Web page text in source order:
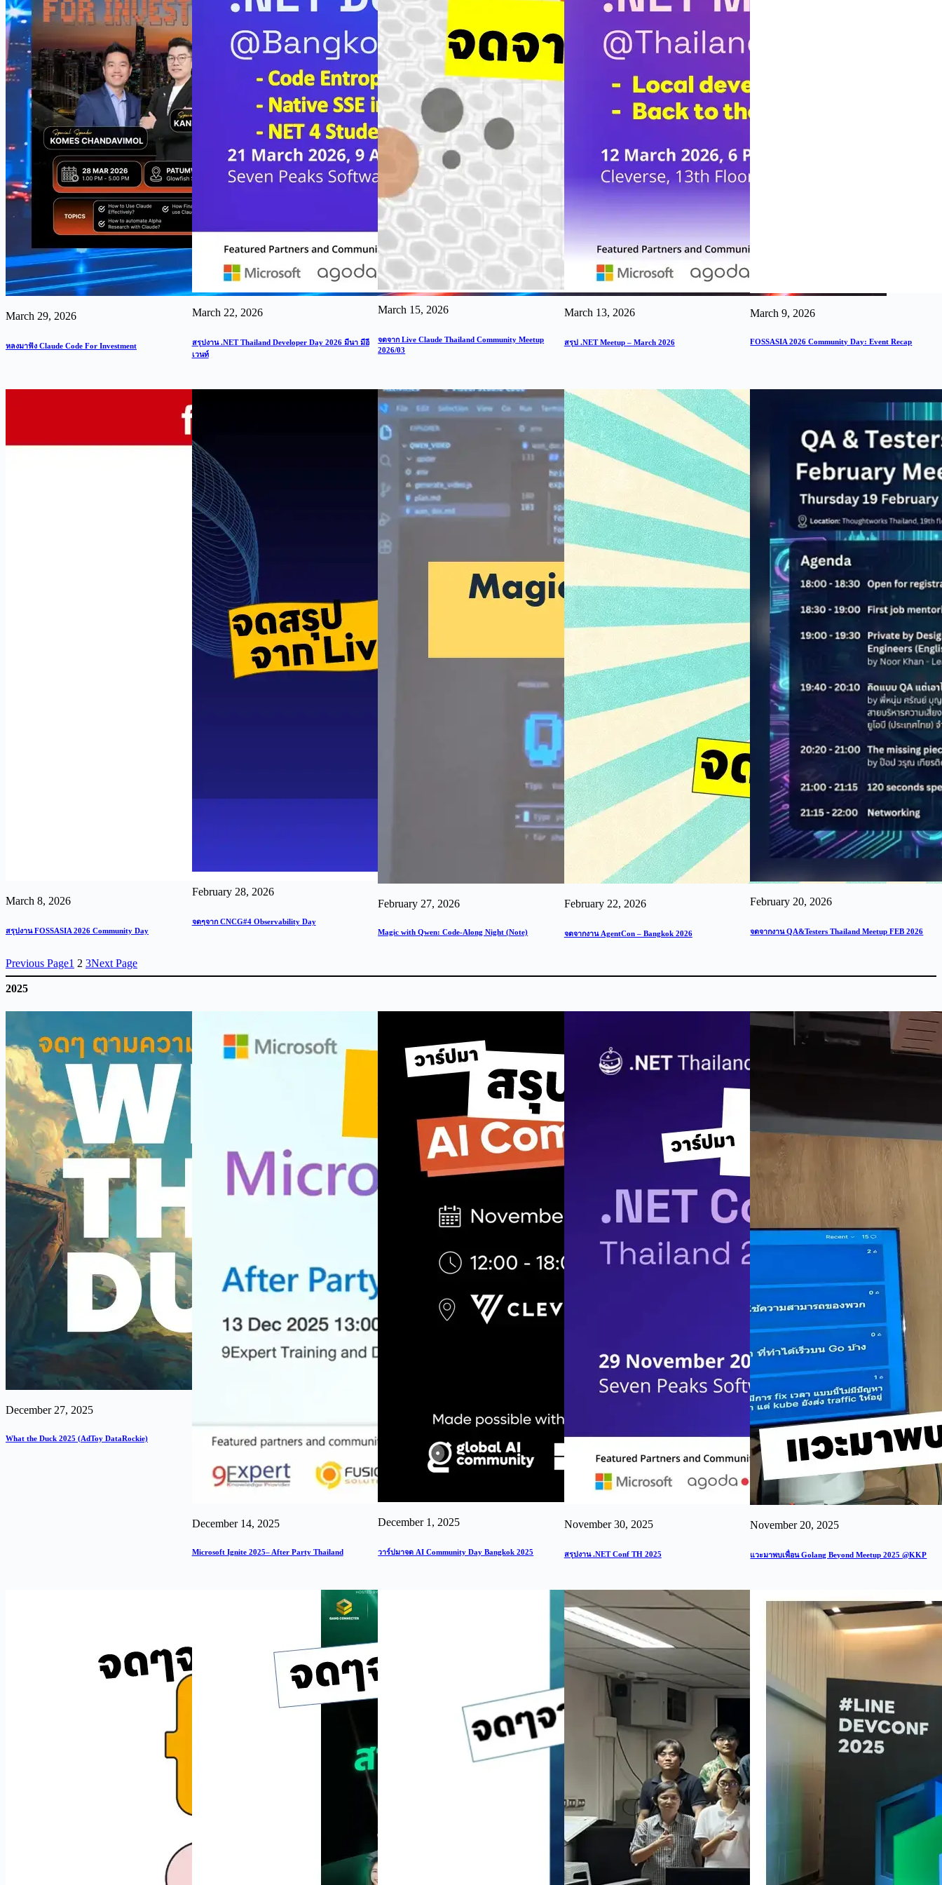
March 29, 2026
หลงมาฟัง Claude Code For Investment
March 22, 2026
สรุปงาน .NET Thailand Developer Day 2026 มีนา มีอี
เวนท์
March 15, 2026
จดจาก Live Claude Thailand Community Meetup
2026/03
March 13, 2026
สรุป .NET Meetup – March 2026
March 9, 2026
FOSSASIA 2026 Community Day: Event Recap
March 8, 2026
สรุปงาน FOSSASIA 2026 Community Day
February 28, 2026
จดๆจาก CNCG#4 Observability Day
February 27, 2026
Magic with Qwen: Code-Along Night (Note)
February 22, 2026
จดจากงาน AgentCon – Bangkok 2026
February 20, 2026
จดจากงาน QA&Testers Thailand Meetup FEB 2026
Previous Page1 2 3Next Page
2025
December 27, 2025
What the Duck 2025 (AdToy DataRockie)
December 14, 2025
Microsoft Ignite 2025– After Party Thailand
December 1, 2025
วาร์ปมาจด AI Community Day Bangkok 2025
November 30, 2025
สรุปงาน .NET Conf TH 2025
November 20, 2025
แวะมาพบเพื่อน Golang Beyond Meetup 2025 @KKP